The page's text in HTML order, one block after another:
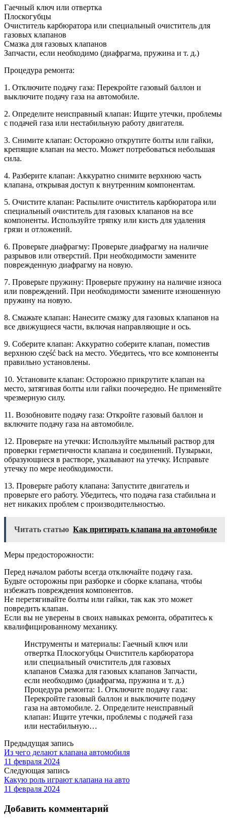
Гаечный ключ или отвертка
Плоскогубцы
Очиститель карбюратора или специальный очиститель для
газовых клапанов
Смазка для газовых клапанов
Запчасти, если необходимо (диафрагма, пружина и т. д.)
Процедура ремонта:
1. Отключите подачу газа: Перекройте газовый баллон и
выключите подачу газа на автомобиле.
2. Определите неисправный клапан: Ищите утечки, проблемы
с подачей газа или нестабильную работу двигателя.
3. Снимите клапан: Осторожно открутите болты или гайки,
крепящие клапан на место. Может потребоваться небольшая
сила.
4. Разберите клапан: Аккуратно снимите верхнюю часть
клапана, открывая доступ к внутренним компонентам.
5. Очистите клапан: Распылите очиститель карбюратора или
специальный очиститель для газовых клапанов на все
компоненты. Используйте тряпку или кисть для удаления
грязи и отложений.
6. Проверьте диафрагму: Проверьте диафрагму на наличие
разрывов или отверстий. При необходимости замените
поврежденную диафрагму на новую.
7. Проверьте пружину: Проверьте пружину на наличие износа
или повреждений. При необходимости замените изношенную
пружину на новую.
8. Смажьте клапан: Нанесите смазку для газовых клапанов на
все движущиеся части, включая направляющие и ось.
9. Соберите клапан: Аккуратно соберите клапан, поместив
верхнюю część back на место. Убедитесь, что все компоненты
правильно установлены.
10. Установите клапан: Осторожно прикрутите клапан на
место, затягивая болты или гайки поочередно. Не применяйте
чрезмерную силу.
11. Возобновите подачу газа: Откройте газовый баллон и
включите подачу газа на автомобиле.
12. Проверьте на утечки: Используйте мыльный раствор для
проверки герметичности клапана и соединений. Пузырьки,
образующиеся в растворе, указывают на утечку. Исправьте
утечку по мере необходимости.
13. Проверьте работу клапана: Запустите двигатель и
проверьте его работу. Убедитесь, что подача газа стабильна и
нет никаких проблем с производительностью.
Читать статью Как притирать клапана на автомобиле
Меры предосторожности:
Перед началом работы всегда отключайте подачу газа.
Будьте осторожны при разборке и сборке клапана, чтобы
избежать повреждения компонентов.
Не перетягивайте болты или гайки, так как это может
повредить клапан.
Если вы не уверены в своих навыках ремонта, обратитесь к
квалифицированному механику.
Инструменты и материалы: Гаечный ключ или
отвертка Плоскогубцы Очиститель карбюратора
или специальный очиститель для газовых
клапанов Смазка для газовых клапанов Запчасти,
если необходимо (диафрагма, пружина и т. д.)
Процедура ремонта: 1. Отключите подачу газа:
Перекройте газовый баллон и выключите подачу
газа на автомобиле. 2. Определите неисправный
клапан: Ищите утечки, проблемы с подачей газа
или нестабильную…
Предыдущая запись
Из чего делают клапана автомобиля
11 февраля 2024
Следующая запись
Какую роль играют клапана на авто
11 февраля 2024
Добавить комментарий